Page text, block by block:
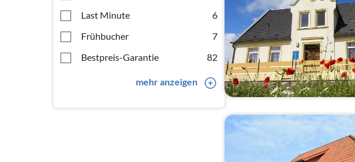
Last Minute
6
Frühbucher
7
Bestpreis-Garantie
82
mehr anzeigen